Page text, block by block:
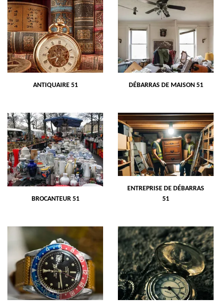
ANTIQUAIRE 51 DÉBARRAS DE MAISON 51
BROCANTEUR 51
ENTREPRISE DE DÉBARRAS
51